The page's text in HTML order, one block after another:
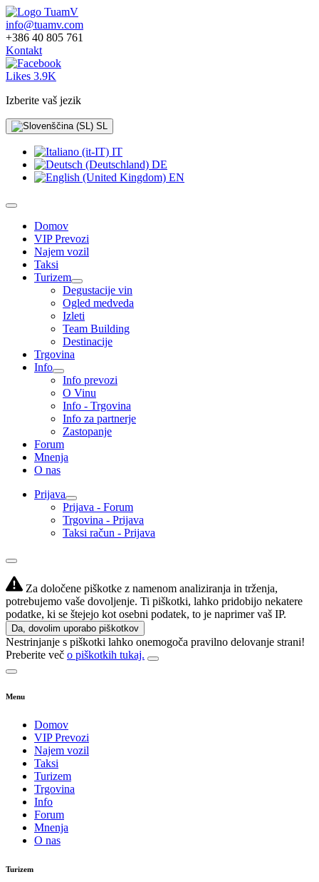
info@tuamv.com
+386 40 805 761
Kontakt
Likes 3.9K
Izberite vaš jezik
SL
IT
DE
EN
Domov
VIP Prevozi
Najem vozil
Taksi
Turizem
Degustacije vin
Ogled medveda
Izleti
Team Building
Destinacije
Trgovina
Info
Info prevozi
O Vinu
Info - Trgovina
Info za partnerje
Zastopanje
Forum
Mnenja
O nas
Prijava
Prijava - Forum
Trgovina - Prijava
Taksi račun - Prijava
Za določene piškotke z namenom analiziranja in trženja,
potrebujemo vaše dovoljenje. Ti piškotki, lahko pridobijo nekatere
podatke, ki se štejejo kot osebni podatek, to je naprimer vaš IP.
Da, dovolim uporabo piškotkov
Nestrinjanje s piškotki lahko onemogoča pravilno delovanje strani!
Preberite več o piškotkih tukaj.
Menu
Domov
VIP Prevozi
Najem vozil
Taksi
Turizem
Trgovina
Info
Forum
Mnenja
O nas
Turizem